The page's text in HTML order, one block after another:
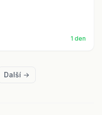
1 den
Další →